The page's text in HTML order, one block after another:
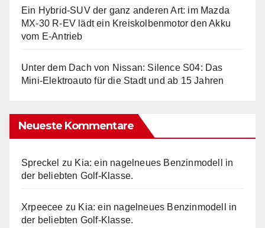
Ein Hybrid-SUV der ganz anderen Art: im Mazda
MX-30 R-EV lädt ein Kreiskolbenmotor den Akku
vom E-Antrieb
Unter dem Dach von Nissan: Silence S04: Das
Mini-Elektroauto für die Stadt und ab 15 Jahren
Neueste Kommentare
Spreckel zu Kia: ein nagelneues Benzinmodell in
der beliebten Golf-Klasse.
Xrpeecee zu Kia: ein nagelneues Benzinmodell in
der beliebten Golf-Klasse.